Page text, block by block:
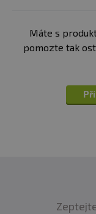
Máte s
pomozte tak